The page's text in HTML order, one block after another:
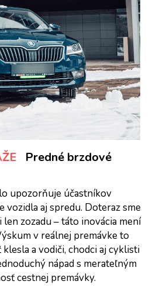
Predné brzdové
upozorňuje účastníkov
vozidla aj spredu. Doteraz sme
zozadu – táto inovácia mení
v reálnej premávke to
a vodiči, chodci aj cyklisti
nápad s merateľným
cestnej premávky.